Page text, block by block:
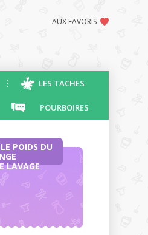
AUX FAVORIS
LES TACHES
POURBOIRES
POIDS DU
LAVAGE